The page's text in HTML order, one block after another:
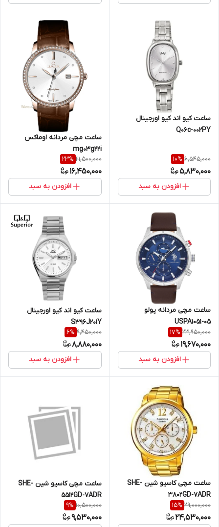
ساعت کیو اند کیو اورجینال
Q06c-002PY
6,545,000
10%
5,830,000
افزودن به سبد
ساعت مچی مردانه اوماکس
mg03g22i
21,500,000
23%
16,450,000
افزودن به سبد
ساعت مچی مردانه پولو
USPA1051-05
23,950,000
17%
19,670,000
افزودن به سبد
ساعت کیو اند کیو اورجینال
S396J201Y
9,450,000
6%
8,880,000
افزودن به سبد
ساعت مچی کاسیو شین SHE-
3802GD-7ADR
29,000,000
15%
24,530,000
ساعت مچی کاسیو شین SHE-
5512GD-7ADR
10,500,000
9%
9,530,000